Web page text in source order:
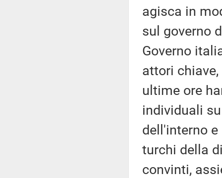
agisca in
sul governo
Governo
attori
ultime ore
individuali
dell'interno
turchi della
convinti,